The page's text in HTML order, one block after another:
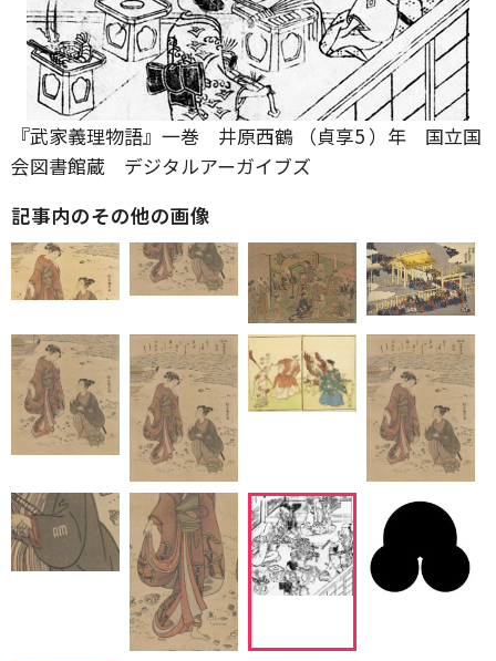
『武家義理物語』一巻 井原西鶴 （貞享5 ）年 国立国
会図書館蔵 デジタルアーガイブズ
記事内のその他の画像